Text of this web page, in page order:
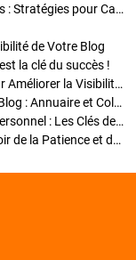
Enrichir Vos Articles avec des Contenus Riches : Stratégies pour Captiver et Optimiser
de Votre Blog
la clé du succès !
Optimisation SEO des Articles : Stratégies pour Améliorer la Visibilité de Votre Blog
Stratégies pour améliorer la visibilité de votre Blog : Annuaire et Collaborations
Pourquoi Investir dans un Nom de Domaine Personnel : Les Clés de la Réussite de Votre Blog
Comment Faire Émerger Votre Blog : Le Pouvoir de la Patience et de la Persévérance